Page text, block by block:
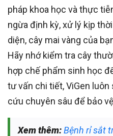
pháp khoa học và thực
ngừa định kỳ, xử lý kịp
diện, cây mai vàng của
Hãy nhớ kiểm tra cây
hợp chế phẩm sinh học
tư vấn chi tiết, ViGen
cứu chuyên sâu để bảo
Xem thêm:Bệnh rỉ sắt